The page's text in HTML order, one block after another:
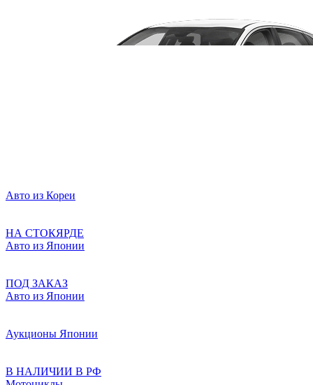
Авто из Кореи
НА СТОКЯРДЕ
Авто из Японии
ПОД ЗАКАЗ
Авто из Японии
Аукционы Японии
В НАЛИЧИИ В РФ